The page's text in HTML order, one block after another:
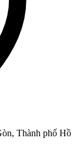
Thành phố Hồ